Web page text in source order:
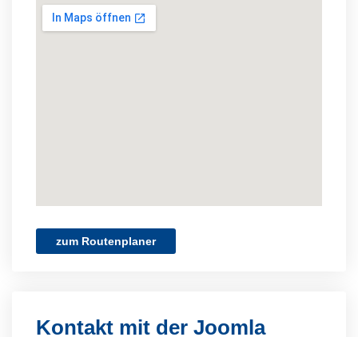
zum Routenplaner
Kontakt mit der Joomla